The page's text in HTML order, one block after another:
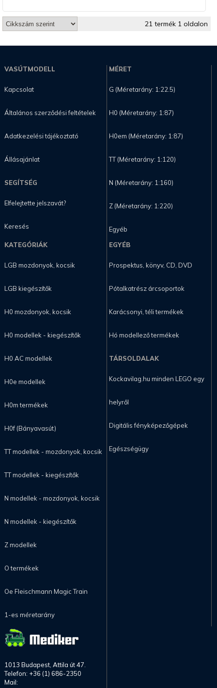
21 termék 1 oldalon
VASÚTMODELL
Kapcsolat
Általános szerződési feltételek
Adatkezelési tájékoztató
Állásajánlat
SEGÍTSÉG
Elfelejtette jelszavát?
Keresés
MÉRET
G (Méretarány: 1:22.5)
H0 (Méretarány: 1:87)
H0em (Méretarány: 1:87)
TT (Méretarány: 1:120)
N (Méretarány: 1:160)
Z (Méretarány: 1:220)
Egyéb
KATEGÓRIÁK
LGB mozdonyok, kocsik
LGB kiegészítők
H0 mozdonyok, kocsik
H0 modellek - kiegészítők
H0 AC modellek
H0e modellek
H0m termékek
H0f (Bányavasút)
TT modellek - mozdonyok, kocsik
TT modellek - kiegészítők
N modellek - mozdonyok, kocsik
N modellek - kiegészítők
Z modellek
O termékek
Oe Fleischmann Magic Train
1-es méretarány
EGYÉB
Prospektus, könyv, CD, DVD
Pótalkatrész árcsoportok
Karácsonyi, téli termékek
Hó modellező termékek
TÁRSOLDALAK
Kockavilag.hu minden LEGO egy
helyről
Digitális fényképezőgépek
Egészségügy
1013 Budapest, Attila út 47.
Telefon: +36 (1) 686-2350
Mail: